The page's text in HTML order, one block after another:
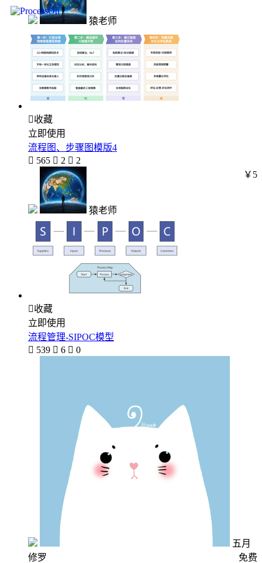
猿老师
收藏
立即使用
流程图、步骤图模版4
 565  2  2
猿老师
￥5
收藏
立即使用
流程管理-SIPOC模型
 539  6  0
五月
修罗
免费